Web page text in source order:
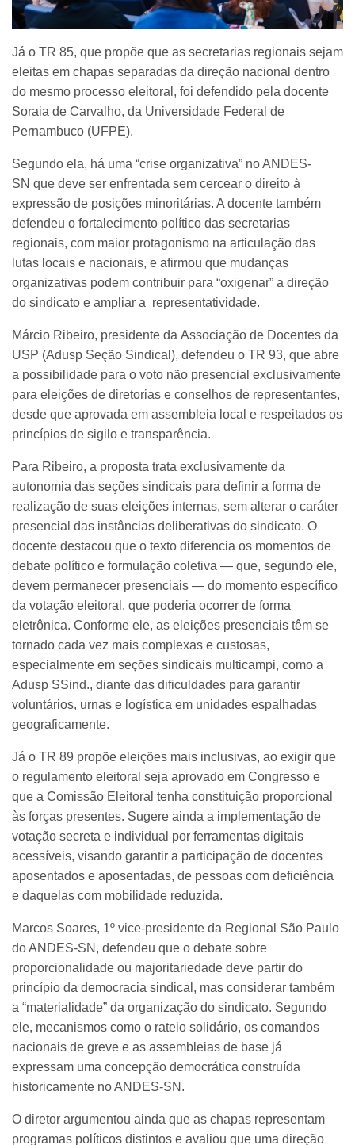
Já o TR 85, que propõe que as secretarias regionais sejam
eleitas em chapas separadas da direção nacional dentro
do mesmo processo eleitoral, foi defendido pela docente
Soraia de Carvalho, da Universidade Federal de
Pernambuco (UFPE).
Segundo ela, há uma “crise organizativa” no ANDES-
SN que deve ser enfrentada sem cercear o direito à
expressão de posições minoritárias. A docente também
defendeu o fortalecimento político das secretarias
regionais, com maior protagonismo na articulação das
lutas locais e nacionais, e afirmou que mudanças
organizativas podem contribuir para “oxigenar” a direção
do sindicato e ampliar a representatividade.
Márcio Ribeiro, presidente da Associação de Docentes da
USP (Adusp Seção Sindical), defendeu o TR 93, que abre
a possibilidade para o voto não presencial exclusivamente
para eleições de diretorias e conselhos de representantes,
desde que aprovada em assembleia local e respeitados os
princípios de sigilo e transparência.
Para Ribeiro, a proposta trata exclusivamente da
autonomia das seções sindicais para definir a forma de
realização de suas eleições internas, sem alterar o caráter
presencial das instâncias deliberativas do sindicato. O
docente destacou que o texto diferencia os momentos de
debate político e formulação coletiva — que, segundo ele,
devem permanecer presenciais — do momento específico
da votação eleitoral, que poderia ocorrer de forma
eletrônica. Conforme ele, as eleições presenciais têm se
tornado cada vez mais complexas e custosas,
especialmente em seções sindicais multicampi, como a
Adusp SSind., diante das dificuldades para garantir
voluntários, urnas e logística em unidades espalhadas
geograficamente.
Já o TR 89 propõe eleições mais inclusivas, ao exigir que
o regulamento eleitoral seja aprovado em Congresso e
que a Comissão Eleitoral tenha constituição proporcional
às forças presentes. Sugere ainda a implementação de
votação secreta e individual por ferramentas digitais
acessíveis, visando garantir a participação de docentes
aposentados e aposentadas, de pessoas com deficiência
e daquelas com mobilidade reduzida.
Marcos Soares, 1º vice-presidente da Regional São Paulo
do ANDES-SN, defendeu que o debate sobre
proporcionalidade ou majoritariedade deve partir do
princípio da democracia sindical, mas considerar também
a “materialidade” da organização do sindicato. Segundo
ele, mecanismos como o rateio solidário, os comandos
nacionais de greve e as assembleias de base já
expressam uma concepção democrática construída
historicamente no ANDES-SN.
O diretor argumentou ainda que as chapas representam
programas políticos distintos e avaliou que uma direção